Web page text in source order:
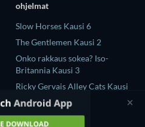
ohjelmat
Slow Horses Kausi 6
The Gentlemen Kausi 2
Onko rakkaus sokea? Iso-
Britannia Kausi 3
Ricky Gervais Alley Cats Kausi
1
Operation Safed Sagar Kausi 1